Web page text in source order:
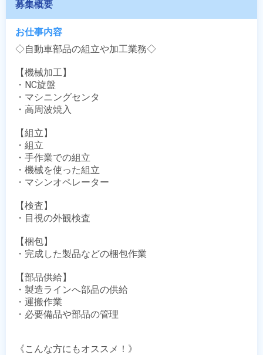
募集概要
お仕事内容
◇自動車部品の組立や加工業務◇
【機械加工】
・NC旋盤
・マシニングセンタ
・高周波焼入
【組立】
・組立
・手作業での組立
・機械を使った組立
・マシンオペレーター
【検査】
・目視の外観検査
【梱包】
・完成した製品などの梱包作業
【部品供給】
・製造ラインへ部品の供給
・運搬作業
・必要備品や部品の管理
《こんな方にもオススメ！》